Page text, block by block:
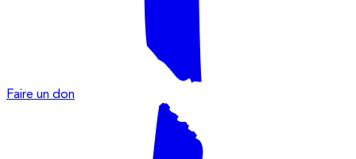
Faire un don